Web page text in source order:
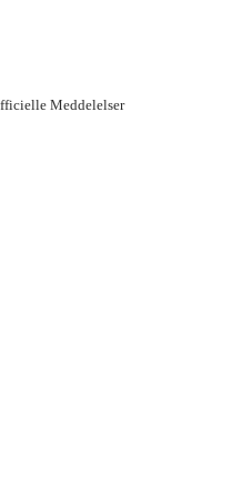
Meddelelser